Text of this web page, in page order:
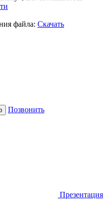
файла: Скачать
Позвонить
Презентация